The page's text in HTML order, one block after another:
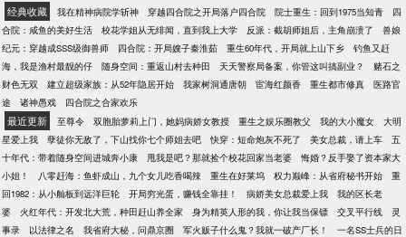
经典收藏 我在精神病院学斩神 穿越四合院之开局落户四合院 院士重生：回到1975当知青
四
合院：咸鱼的美好生活
校花学姐从无绯闻，直到我上大学 反派：截胡师姐后，主角崩溃了
兽娘
纪元：穿越成SSS级御兽师
四合院：开局嫂子秦淮茹 重生60年代，开局就上山下乡
钓鱼又赶
海，我是渔村最靓的仔
随身空间：重返山村去种田 天天警察局备案，你管这叫搞副业？
赌石之
财色无双
建立超级家族：从52年隐居开始 我家树洞通唐朝 宦海红颜香 重生都市修真
医路官
途
诸神愚戏 四合院之合家欢乐
最近更新 至尊令 双胞胎萝莉上门，她妈病娇女教授 重生之娱乐圈教父 我的大小魔女
大明
星爱上我
孽徒你无敌了，下山找你七个师姐去吧 快穿：短命炮灰不死了 美女总裁，请上车
五
十年代：带着随身空间进城奔小康
甩我是吧？那就捡个校花回家当老婆
悔婚？反手娶了资本家大
小姐！
八零赶海：鱼虾成山，九个女儿吃香喝辣 重生在好莱坞 权力巅峰：从省府秘书开始
重
回1982：从小舢板到远洋巨轮
开局穷光蛋，赚钱全靠挂！ 病娇美女总裁爱上我
我的区长老
婆
火红年代：开发北大荒，种田赶山养全家 身为精英人形的我，你让我当保镖 交叉平行线
灵
事录
以法律之名 我省府大秘，问鼎京圈 军火贩子什么鬼？我就一破产厂长！
一名SS士兵的日